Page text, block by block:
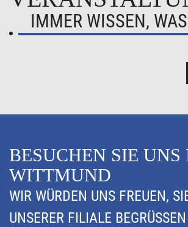
IMMER WISSEN,
BESUCHEN SIE UNS
WITTMUND
WIR WÜRDEN UNS FREUEN,
UNSERER FILIALE